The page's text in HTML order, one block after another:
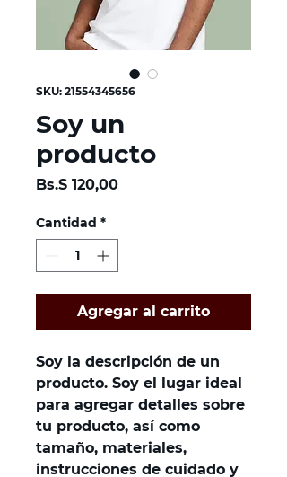
SKU: 21554345656
Soy un
producto
Bs.S 120,00Precio
Cantidad *
Agregar al carrito
Soy la descripción de un
producto. Soy el lugar ideal
para agregar detalles sobre
tu producto, así como
tamaño, materiales,
instrucciones de cuidado y